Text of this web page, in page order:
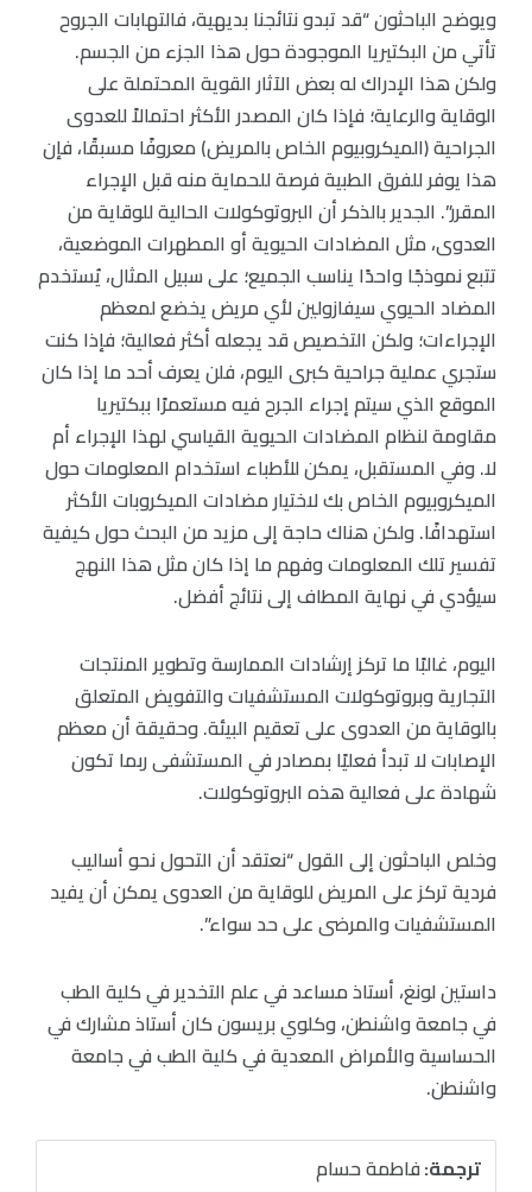
ويوضح الباحثون “قد تبدو نتائجنا بديهية، فالتهابات الجروح
تأتي من البكتيريا الموجودة حول هذا الجزء من الجسم.
ولكن هذا الإدراك له بعض الآثار القوية المحتملة على
الوقاية والرعاية؛ فإذا كان المصدر الأكثر احتمالاً للعدوى
الجراحية (الميكروبيوم الخاص بالمريض) معروفًا مسبقًا، فإن
هذا يوفر للفرق الطبية فرصة للحماية منه قبل الإجراء
المقرر”. الجدير بالذكر أن البروتوكولات الحالية للوقاية من
العدوى، مثل المضادات الحيوية أو المطهرات الموضعية،
تتبع نموذجًا واحدًا يناسب الجميع؛ على سبيل المثال، يُستخدم
المضاد الحيوي سيفازولين لأي مريض يخضع لمعظم
الإجراءات؛ ولكن التخصيص قد يجعله أكثر فعالية؛ فإذا كنت
ستجري عملية جراحية كبرى اليوم، فلن يعرف أحد ما إذا كان
الموقع الذي سيتم إجراء الجرح فيه مستعمرًا ببكتيريا
مقاومة لنظام المضادات الحيوية القياسي لهذا الإجراء أم
لا. وفي المستقبل، يمكن للأطباء استخدام المعلومات حول
الميكروبيوم الخاص بك لاختيار مضادات الميكروبات الأكثر
استهدافًا. ولكن هناك حاجة إلى مزيد من البحث حول كيفية
تفسير تلك المعلومات وفهم ما إذا كان مثل هذا النهج
سيؤدي في نهاية المطاف إلى نتائج أفضل.
اليوم، غالبًا ما تركز إرشادات الممارسة وتطوير المنتجات
التجارية وبروتوكولات المستشفيات والتفويض المتعلق
بالوقاية من العدوى على تعقيم البيئة. وحقيقة أن معظم
الإصابات لا تبدأ فعليًا بمصادر في المستشفى ربما تكون
شهادة على فعالية هذه البروتوكولات.
وخلص الباحثون إلى القول “نعتقد أن التحول نحو أساليب
فردية تركز على المريض للوقاية من العدوى يمكن أن يفيد
المستشفيات والمرضى على حد سواء”.
داستين لونغ، أستاذ مساعد في علم التخدير في كلية الطب
في جامعة واشنطن، وكلوي بريسون كان أستاذ مشارك في
الحساسية والأمراض المعدية في كلية الطب في جامعة
واشنطن.
ترجمة:فاطمة حسام